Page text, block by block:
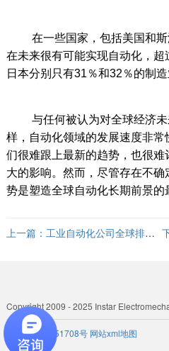
在一些国家，包括美国和斯
在未来很有可能实现自动化，
日本分别只有31％和32％的制
与任何被认为对全球经济未
样，自动化领域的发展速度非
们很难跟上最新的趋势，也很
大的影响。然而，尽管存在不
势是塑造全球自动化长期前景的
上一篇： 工业自动化公司全球排名
Copyright 2009 - 2025 Instar
粤ICP备 19051708号 网站xml地图